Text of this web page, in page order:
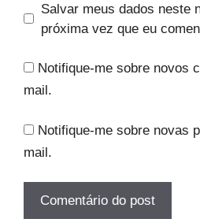
Salvar meus dados neste
próxima vez que eu
Notifique-me sobre novos
mail.
Notifique-me sobre novas
mail.